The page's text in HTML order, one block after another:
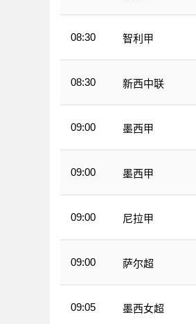
08:30 智利甲
08:30 新西中联
09:00 墨西甲
09:00 墨西甲
09:00 尼拉甲
09:00 萨尔超
09:05 墨西女超